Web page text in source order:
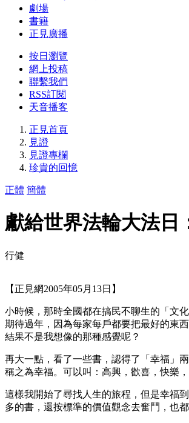
劇場
書籍
正見廣播
按日瀏覽
網上投稿
聯繫我們
RSS訂閱
天音播客
正見首頁
見證
見證專欄
珍貴的回憶
正體 簡體
獻給世界法輪大法日
行健
【正見網2005年05月13日】
小時候，那時全國都在搞民不聊生的「文
期待過年，因為每家每戶都要把最好的東
結果不是我想像的那種感覺呢？
再大一點，看了一些書，認得了「幸福」
稱之為幸福。可以叫：高興，歡喜，快樂
這樣我開始了尋找人生的旅程，但是幸福
多的書，還按標準的價值觀念去奮鬥，也